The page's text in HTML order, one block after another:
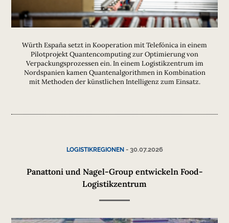
Würth España setzt in Kooperation mit Telefónica in einem
Pilotprojekt Quantencomputing zur Optimierung von
Verpackungsprozessen ein. In einem Logistikzentrum im
Nordspanien kamen Quantenalgorithmen in Kombination
mit Methoden der künstlichen Intelligenz zum Einsatz.
LOGISTIKREGIONEN- 30.07.2026
Panattoni und Nagel-Group entwickeln Food-
Logistikzentrum